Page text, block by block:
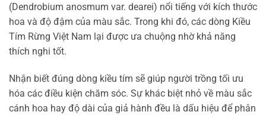
(Dendrobium anosmum var. dearei) nổi tiếng với kích thước
hoa và độ đậm của màu sắc. Trong khi đó, các dòng Kiều
Tím Rừng Việt Nam lại được ưa chuộng nhờ khả năng
thích nghi tốt.
Nhận biết đúng dòng kiều tím sẽ giúp người trồng tối ưu
hóa các điều kiện chăm sóc. Sự khác biệt nhỏ về màu sắc
cánh hoa hay độ dài của giả hành đều là dấu hiệu để phân